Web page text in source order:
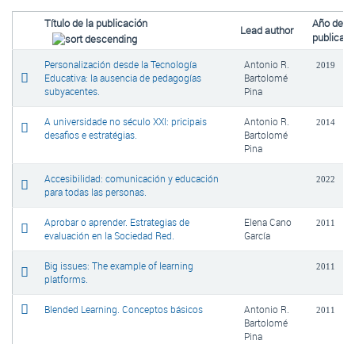
Título de la publicación Lead author
Año de
Personalización desde la Tecnología
Educativa: la ausencia de pedagogías
subyacentes.
Antonio R.
Bartolomé
Pina
2019
A universidade no século XXI: pricipais
desafios e estratégias.
Antonio R.
Bartolomé
Pina
2014
Accesibilidad: comunicación y educación
para todas las personas.
2022
Aprobar o aprender. Estrategias de
evaluación en la Sociedad Red.
Elena Cano
García
2011
Big issues: The example of learning
platforms.
2011
Blended Learning. Conceptos básicos
Antonio R.
Bartolomé
Pina
2011